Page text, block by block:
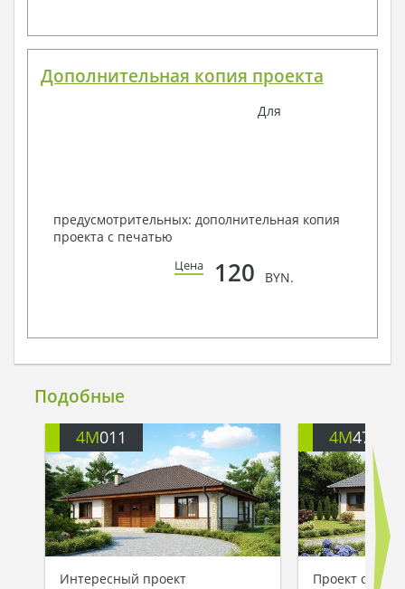
Дополнительная копия проекта
Для
предусмотрительных: дополнительная копия
проекта с печатью
Цена 120 BYN.
Подобные
4M011
Интересный проект
4M474
Проект